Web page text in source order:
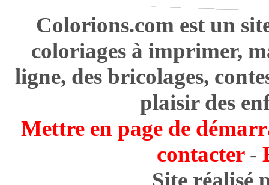
Colorions.com est un
coloriages à imprimer,
ligne, des bricolages,
plaisir des
Mettre en page de
contacter-
Site réalisé